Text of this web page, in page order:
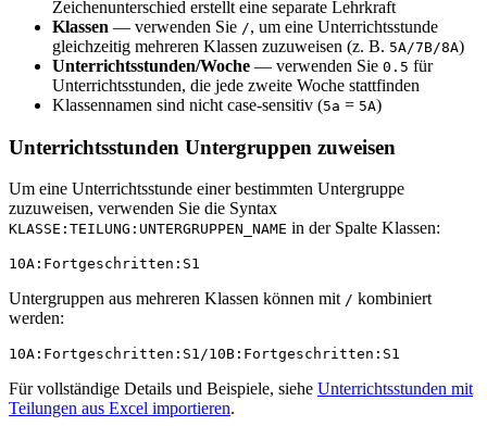
Zeichenunterschied erstellt eine separate Lehrkraft
Klassen — verwenden Sie /, um eine Unterrichtsstunde
gleichzeitig mehreren Klassen zuzuweisen (z. B. 5A/7B/8A)
Unterrichtsstunden/Woche — verwenden Sie 0.5 für
Unterrichtsstunden, die jede zweite Woche stattfinden
Klassennamen sind nicht case-sensitiv (5a = 5A)
Unterrichtsstunden Untergruppen zuweisen
Um eine Unterrichtsstunde einer bestimmten Untergruppe
zuzuweisen, verwenden Sie die Syntax
KLASSE:TEILUNG:UNTERGRUPPEN_NAME in der Spalte Klassen:
Untergruppen aus mehreren Klassen können mit / kombiniert
werden:
Für vollständige Details und Beispiele, siehe Unterrichtsstunden mit
Teilungen aus Excel importieren.